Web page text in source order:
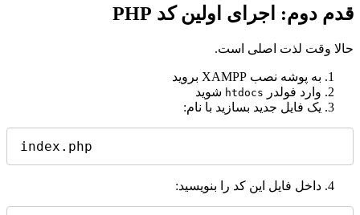
قدم دوم: اجرای اولین کد PHP
حالا وقت لذت اصلی است.
به پوشه نصب XAMPP بروید
وارد فولدر
htdocs شوید
یک فایل جدید بسازید با نام:
داخل فایل این کد را بنویسید: